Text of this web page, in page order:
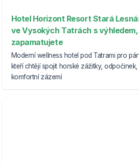
Hotel Horizont Resort Stará
ve Vysokých Tatrách s
zapamatujete
Moderní wellness hotel pod Tatrami pro
kteří chtějí spojit horské zážitky,
komfortní zázemí